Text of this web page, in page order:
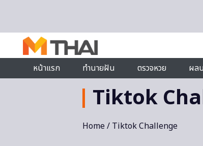
หน้าแรก
ทำนายฝัน ตรวจหวย ผล
Tiktok
Home/ Tiktok Challenge